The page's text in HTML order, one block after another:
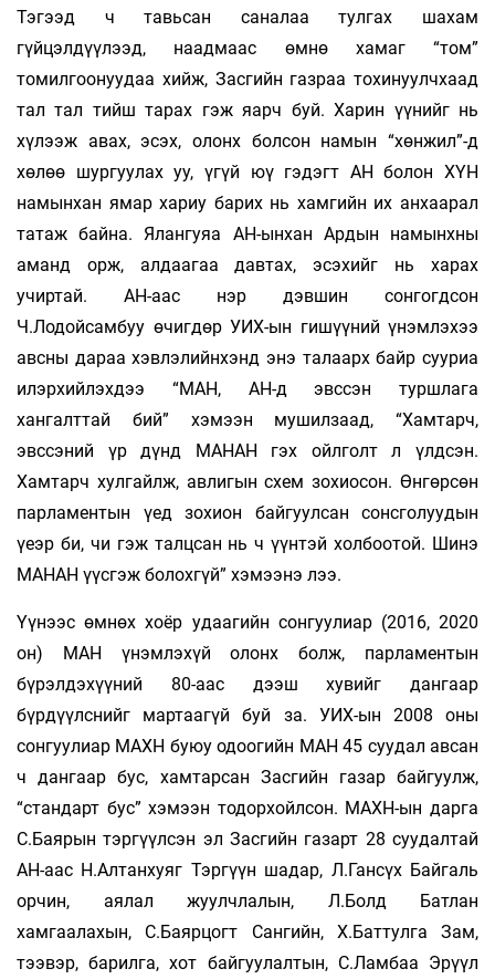
Тэгээд ч тавьсан саналаа тулгах шахам
гүйцэлдүүлээд, наадмаас өмнө хамаг “том”
томилгоонуудаа хийж, Засгийн газраа тохинуулчхаад
тал тал тийш тарах гэж яарч буй. Харин үүнийг нь
хүлээж авах, эсэх, олонх болсон намын “хөнжил”-д
хөлөө шургуулах уу, үгүй юү гэдэгт АН болон ХҮН
намынхан ямар хариу барих нь хамгийн их анхаарал
татаж байна. Ялангуяа АН-ынхан Ардын намынхны
аманд орж, алдаагаа давтах, эсэхийг нь харах
учиртай. АН-аас нэр дэвшин сонгогдсон
Ч.Лодойсамбуу өчигдөр УИХ-ын гишүүний үнэмлэхээ
авсны дараа хэвлэлийнхэнд энэ талаарх байр сууриа
илэрхийлэхдээ “МАН, АН-д эвссэн туршлага
хангалттай бий” хэмээн мушилзаад, “Хамтарч,
эвссэний үр дүнд МАНАН гэх ойлголт л үлдсэн.
Хамтарч хулгайлж, авлигын схем зохиосон. Өнгөрсөн
парламентын үед зохион байгуулсан сонсголуудын
үеэр би, чи гэж талцсан нь ч үүнтэй холбоотой. Шинэ
МАНАН үүсгэж болохгүй” хэмээнэ лээ.
Үүнээс өмнөх хоёр удаагийн сонгуулиар (2016, 2020
он) МАН үнэмлэхүй олонх болж, парламентын
бүрэлдэхүүний 80-аас дээш хувийг дангаар
бүрдүүлснийг мартаагүй буй за. УИХ-ын 2008 оны
сонгуулиар МАХН буюу одоогийн МАН 45 суудал авсан
ч дангаар бус, хамтарсан Засгийн газар байгуулж,
“стандарт бус” хэмээн тодорхойлсон. МАХН-ын дарга
С.Баярын тэргүүлсэн эл Засгийн газарт 28 суудалтай
АН-аас Н.Алтанхуяг Тэргүүн шадар, Л.Гансүх Байгаль
орчин, аялал жуулчлалын, Л.Болд Батлан
хамгаалахын, С.Баярцогт Сангийн, Х.Баттулга Зам,
тээвэр, барилга, хот байгуулалтын, С.Ламбаа Эрүүл